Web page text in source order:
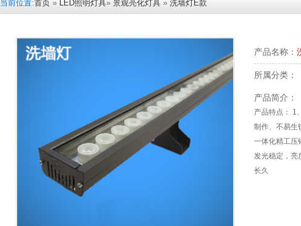
当前位置:首页 » LED照明灯具» 景观亮化灯具 » 洗墙灯E款
产品名称：
所属分类：
产品简介：
产品特点： 1
制作、不易生
一体化精工压
发光稳定，亮
长久